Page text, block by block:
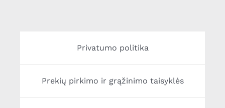
Privatumo politika
Prekių pirkimo ir grąžinimo taisyklės